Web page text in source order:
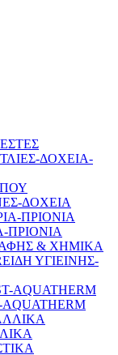
ΔΟΧΕΙΑ-
ΔΟΧΕΙΑ
ΠΡΙΟΝΙΑ
& ΧΗΜΙΚΑ
ΕΙΔΗ ΥΓΙΕΙΝΗΣ-